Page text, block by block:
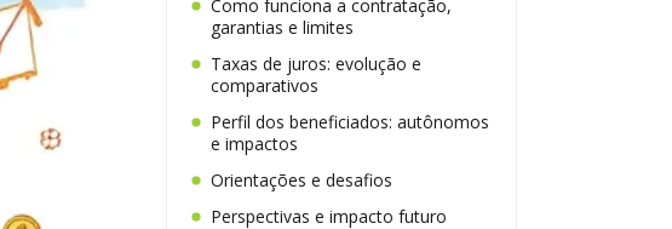
Como funciona a contratação,
garantias e limites
Taxas de juros: evolução e
comparativos
Perfil dos beneficiados: autônomos
e impactos
Orientações e desafios
Perspectivas e impacto futuro